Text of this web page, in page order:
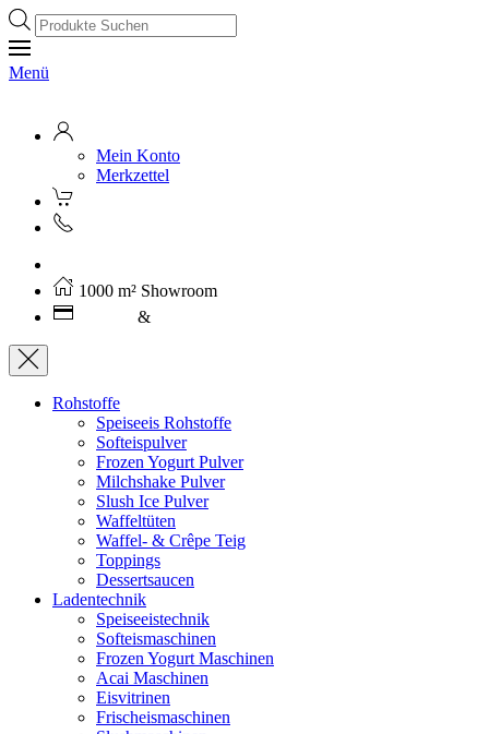
Products
search
Menü
Mein Konto
Merkzettel
1000 m² Showroom
&
Rohstoffe
Speiseeis Rohstoffe
Softeispulver
Frozen Yogurt Pulver
Milchshake Pulver
Slush Ice Pulver
Waffeltüten
Waffel- & Crêpe Teig
Toppings
Dessertsaucen
Ladentechnik
Speiseeistechnik
Softeismaschinen
Frozen Yogurt Maschinen
Acai Maschinen
Eisvitrinen
Frischeismaschinen